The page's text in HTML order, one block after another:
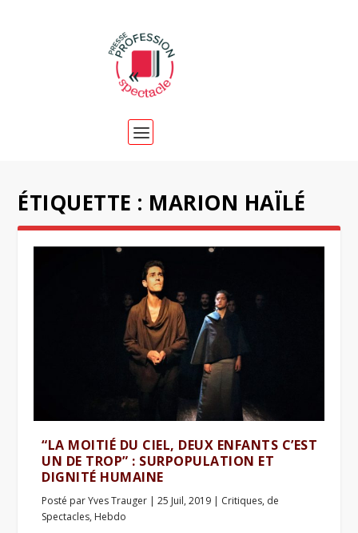
ÉTIQUETTE : MARION HAÏLÉ
“LA MOITIÉ DU CIEL, DEUX ENFANTS C’EST
UN DE TROP” : SURPOPULATION ET
DIGNITÉ HUMAINE
Posté parYves Trauger |25 Juil, 2019 | Critiques, de
Spectacles, Hebdo